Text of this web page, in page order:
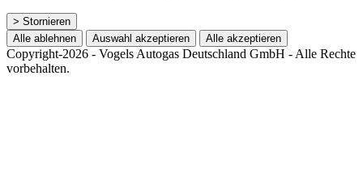
> Stornieren
Alle ablehnen
Auswahl akzeptieren Alle akzeptieren
Copyright-2026 - Vogels Autogas Deutschland GmbH - Alle Rechte
vorbehalten.